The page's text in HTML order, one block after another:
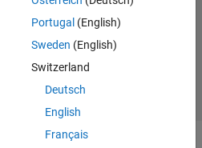
Portugal (English)
Sweden (English)
Switzerland
Deutsch
English
Français
Inc.